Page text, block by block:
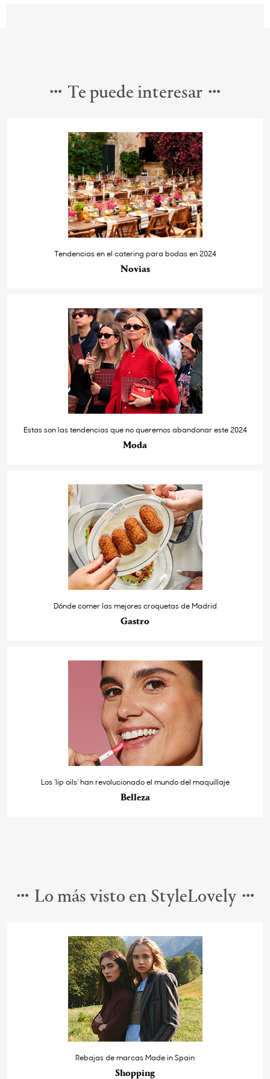
Te puede interesar
Tendencias en el catering para bodas en 2024
Novias
Estas son las tendencias que no queremos abandonar este 2024
Moda
Dónde comer las mejores croquetas de Madrid
Gastro
Los ‘lip oils’ han revolucionado el mundo del maquillaje
Belleza
Lo más visto en StyleLovely
Rebajas de marcas Made in Spain
Shopping